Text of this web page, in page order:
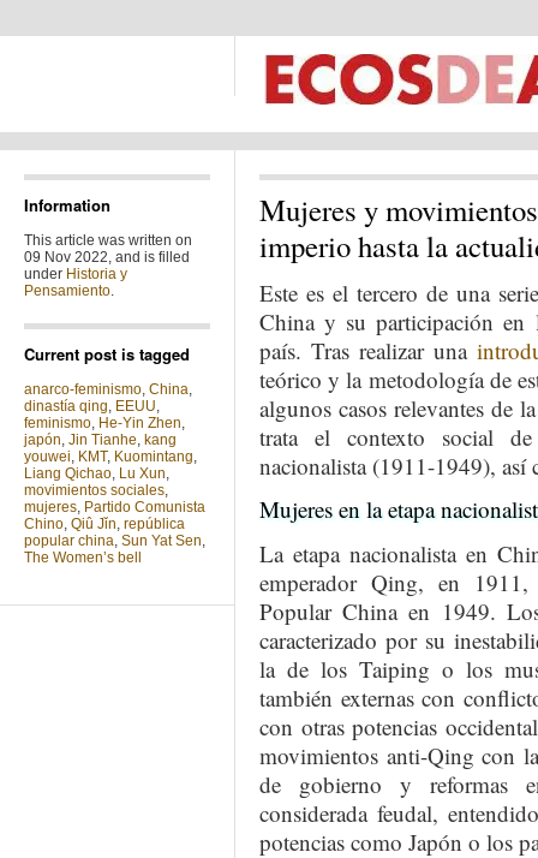
Information
This article was written on
09 Nov 2022, and is filled
under Historia y
Pensamiento.
Current post is tagged
anarco-feminismo, China,
dinastía qing, EEUU,
feminismo, He-Yin Zhen,
japón, Jin Tianhe, kang
youwei, KMT, Kuomintang,
Liang Qichao, Lu Xun,
movimientos sociales,
mujeres, Partido Comunista
Chino, Qiû Jǐn, república
popular china, Sun Yat Sen,
The Women’s bell
Mujeres y
imperio hasta la
Este es el tercero de una
China y su participación en
país. Tras realizar una
teórico y la metodología de
algunos casos relevantes de
trata el contexto social
nacionalista (1911-1949), así
Mujeres en la etapa
La etapa nacionalista en
emperador Qing, en
Popular China en 1949.
caracterizado por su
la de los Taiping o los
también externas con
con otras potencias
movimientos anti-Qing con
de gobierno y reformas
considerada feudal,
potencias como Japón o los